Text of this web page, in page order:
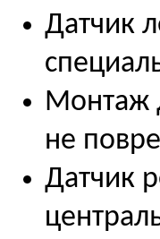
Датчик
Монтаж
не
Датчик